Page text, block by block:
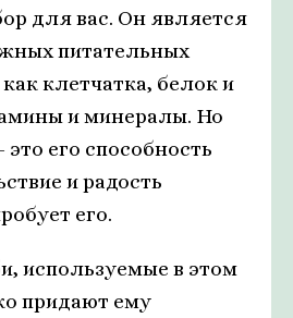
для вас. Он является
питательных
клетчатка, белок и
и минералы. Но
это его способность
и радость
его.
используемые в этом
придают ему